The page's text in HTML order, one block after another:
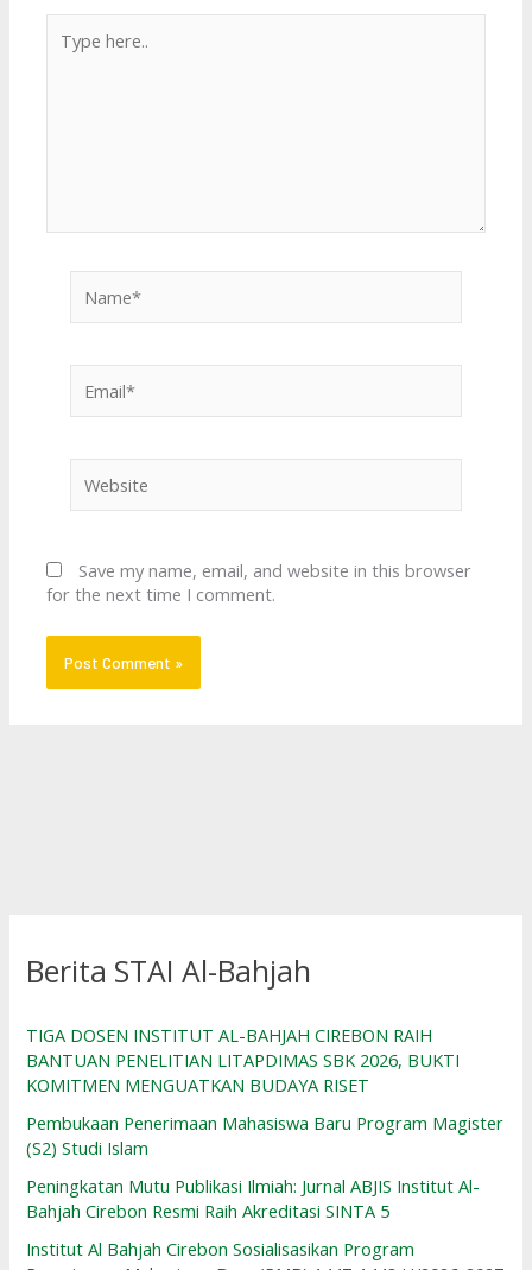
here..
Save my name, email, and website in this browser
for the next time I comment.
Berita STAI Al-Bahjah
TIGA DOSEN INSTITUT AL-BAHJAH CIREBON RAIH
BANTUAN PENELITIAN LITAPDIMAS SBK 2026, BUKTI
KOMITMEN MENGUATKAN BUDAYA RISET
Pembukaan Penerimaan Mahasiswa Baru Program Magister
(S2) Studi Islam
Peningkatan Mutu Publikasi Ilmiah: Jurnal ABJIS Institut Al-
Bahjah Cirebon Resmi Raih Akreditasi SINTA 5
Institut Al Bahjah Cirebon Sosialisasikan Program